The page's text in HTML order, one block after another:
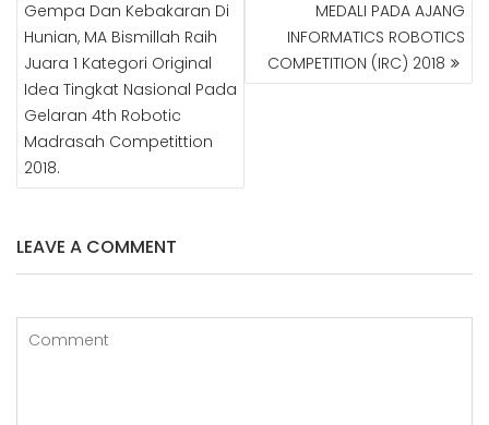
Gempa Dan Kebakaran Di
Hunian, MA Bismillah Raih
Juara 1 Kategori Original
Idea Tingkat Nasional Pada
Gelaran 4th Robotic
Madrasah Competittion
2018.
MEDALI PADA AJANG
INFORMATICS ROBOTICS
COMPETITION (IRC) 2018
LEAVE A COMMENT